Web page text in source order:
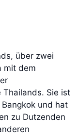
über zwei
mit dem
Thailands. Sie ist
und hat
zu Dutzenden